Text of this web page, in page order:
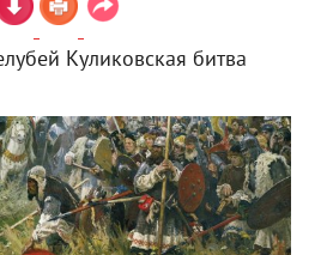
Куликовская битва